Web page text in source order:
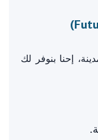
إحنا بنوفر لك